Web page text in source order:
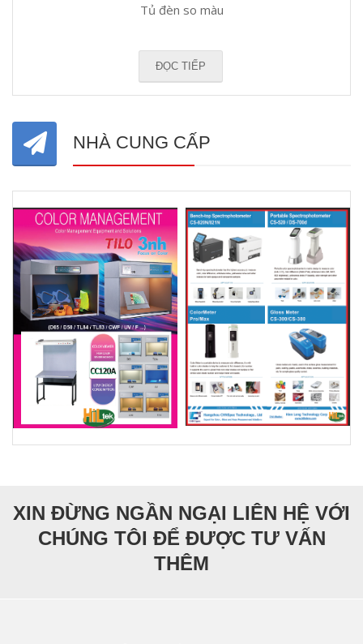
Tủ đèn so màu
ĐỌC TIẾP
NHÀ CUNG CẤP
XIN ĐỪNG NGẦN NGẠI LIÊN HỆ VỚI
CHÚNG TÔI ĐỂ ĐƯỢC TƯ VẤN
THÊM